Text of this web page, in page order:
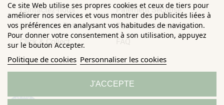
Ce site Web utilise ses propres cookies et ceux de tiers pour
améliorer nos services et vous montrer des publicités liées à
vos préférences en analysant vos habitudes de navigation.
Pour donner votre consentement à son utilisation, appuyez
sur le bouton Accepter.
Politique de cookies Personnaliser les cookies
J'ACCEPTE
Contactez-nous
Livraison et Retour
Click & Collect
Paiement Sécurisé
Demander un retour
INFORMATIONS UTILES